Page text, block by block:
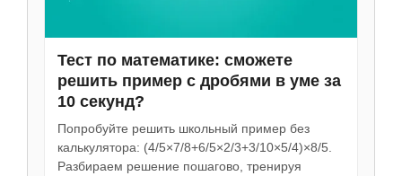
Тест по математике: сможете
решить пример с дробями в уме за
10 секунд?
Попробуйте решить школьный пример без
калькулятора: (4/5×7/8+6/5×2/3+3/10×5/4)×8/5.
Разбираем решение пошагово, тренируя